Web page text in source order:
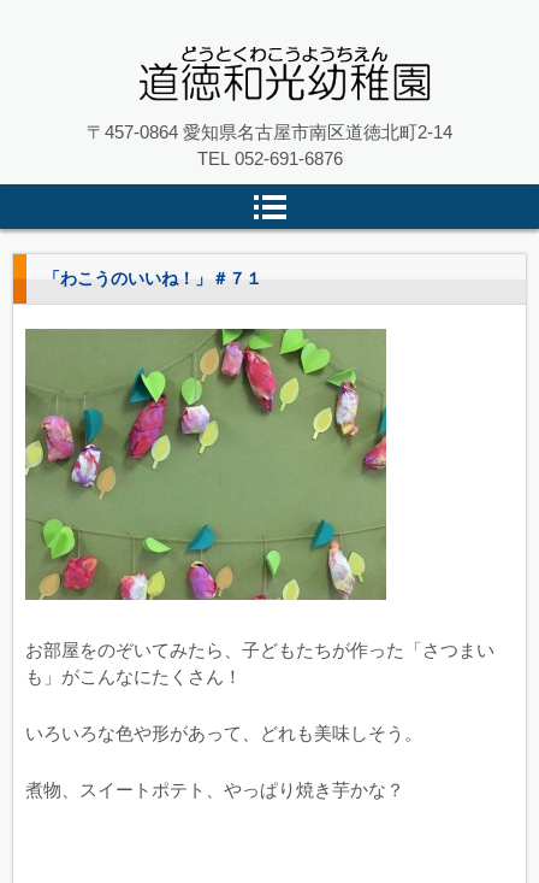
名古屋市南区の 道徳和光幼稚園
〒457-0864 愛知県名古屋市南区道徳北町2-14
TEL 052-691-6876
「わこうのいいね！」＃７１
お部屋をのぞいてみたら、子どもたちが作った「さつまい
も」がこんなにたくさん！
いろいろな色や形があって、どれも美味しそう。
煮物、スイートポテト、やっぱり焼き芋かな？